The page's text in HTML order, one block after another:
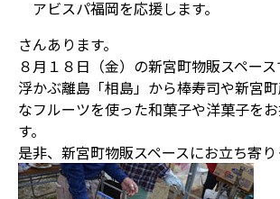
アビスパ福岡を応援します。
さんあります。
８月１８日（金）の新宮町物販スペー
浮かぶ離島「相島」から棒寿司や新宮
なフルーツを使った和菓子や洋菓子を
す。
是非、新宮町物販スペースにお立ち寄り